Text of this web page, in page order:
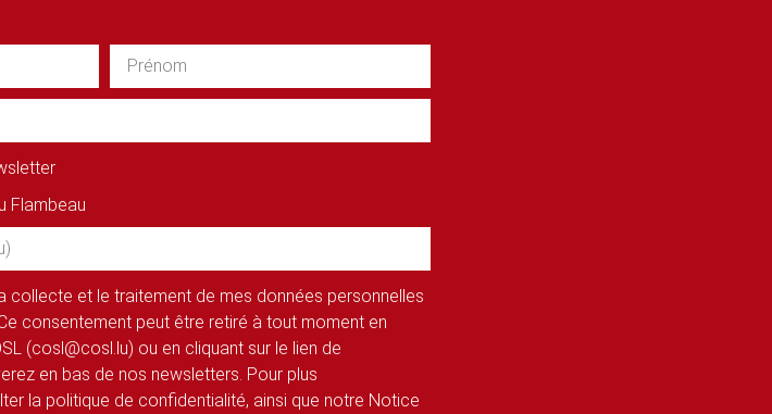
Flambeau
collecte et le traitement de mes données personnelles
consentement peut être retiré à tout moment en
(cosl@cosl.lu) ou en cliquant sur le lien de
en bas de nos newsletters. Pour plus
la politique de confidentialité, ainsi que notre Notice